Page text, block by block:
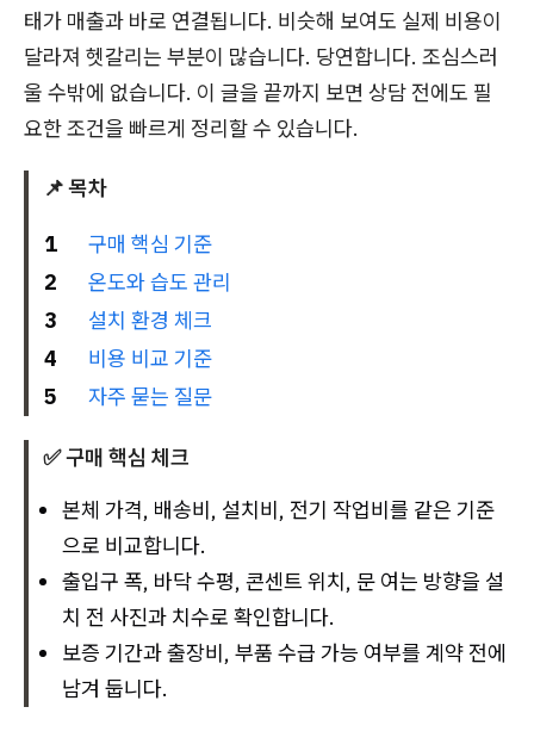
태가 매출과 바로 연결됩니다. 비슷해 보여도 실제 비용이
달라져 헷갈리는 부분이 많습니다. 당연합니다. 조심스러
울 수밖에 없습니다. 이 글을 끝까지 보면 상담 전에도 필
요한 조건을 빠르게 정리할 수 있습니다.
📌 목차
1
구매 핵심 기준
2
온도와 습도 관리
3
설치 환경 체크
4
비용 비교 기준
5
자주 묻는 질문
✅ 구매 핵심 체크
본체 가격, 배송비, 설치비, 전기 작업비를 같은 기준
으로 비교합니다.
출입구 폭, 바닥 수평, 콘센트 위치, 문 여는 방향을 설
치 전 사진과 치수로 확인합니다.
보증 기간과 출장비, 부품 수급 가능 여부를 계약 전에
남겨 둡니다.